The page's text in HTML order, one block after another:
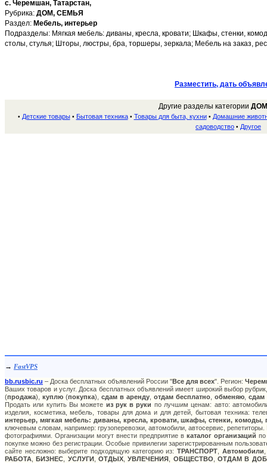
с. Черемшан, Татарстан,
Рубрика: ДОМ, СЕМЬЯ
Раздел: Мебель, интерьер
Подразделы: Мягкая мебель: диваны, кресла, кровати; Шкафы, стенки,
столы, стулья; Шторы, люстры, бра, торшеры, зеркала; Мебель на заказ,
Разместить, дать
Другие разделы категории
• Детские товары• Бытовая техника• Товары для быта, кухни• Домашние
садоводство • Другое
→ FastVPS
bb.rusbic.ru – Доска бесплатных объявлений России "Все для всех". Регион:
Ваших товаров и услуг. Доска бесплатных объявлений имеет широкий выбор
(продажа), куплю (покупка), сдам в аренду отдам бесплатно обменяю сдам
Продать или купить Вы можете из рук в руки по лучшим ценам: авто:
изделия, косметика, мебель, товары для дома и для детей, бытовая техника:
интерьер, мягкая мебель: диваны, кресла, кровати, шкафы, стенки,
ключевым словам, например: грузоперевозки, автомобили, автосервис,
фотографиями. Организации могут внести предприятие в каталог организаций по
покупке можно без регистрации. Особые привилегии зарегистрированным
сайте несложно: выберите подходящую категорию из:ТРАНСПОРТ Автомобили
РАБОТА ,БИЗНЕС УСЛУГИ,ОТДЫХ ,УВЛЕЧЕНИЯ ОБЩЕСТВО ,ОТДАМ В